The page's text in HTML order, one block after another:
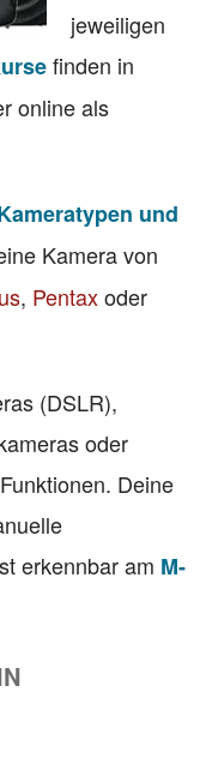
jeweiligen
finden in
online als
und
Kamera von
, Pentaxoder
(DSLR),
oder
Deine
erkennbar am M-